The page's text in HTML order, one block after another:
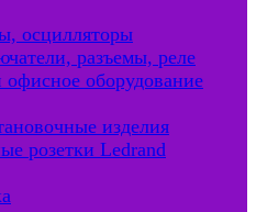
осцилляторы
разъемы, реле
оборудование
изделия
розетки Ledrand